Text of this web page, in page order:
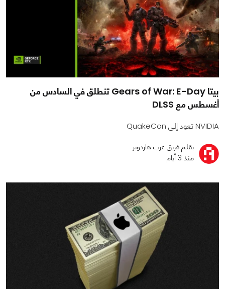
بيتا Gears of War: E-Day تنطلق في السادس من
أغسطس مع DLSS
NVIDIA تعود إلى QuakeCon
بقلم فريق عرب هاردوير
منذ 3 أيام